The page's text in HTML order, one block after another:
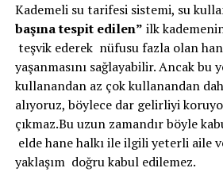
Kademeli su tarifesi sistemi, su
başına tespit edilen” ilk
teşvik ederek nüfusu fazla olan
yaşanmasını sağlayabilir. Ancak bu
kullanandan az çok kullanandan
alıyoruz, böylece dar gelirliyi
çıkmaz.Bu uzun zamandır böyle
elde hane halkı ile ilgili yeterli aile
yaklaşım doğru kabul edilemez.